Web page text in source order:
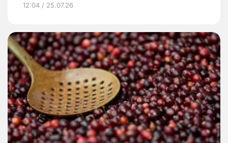
12:04 / 25.07.26